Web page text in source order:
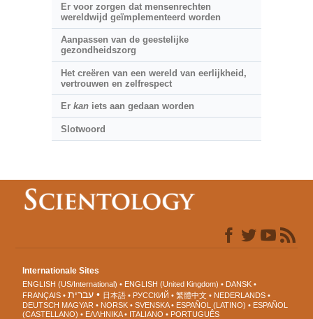
Er voor zorgen dat mensenrechten
wereldwijd geïmplementeerd worden
Aanpassen van de geestelijke
gezondheidszorg
Het creëren van een wereld van eerlijkheid,
vertrouwen en zelfrespect
Er kaniets aan gedaan worden
Slotwoord
Internationale Sites
ENGLISH (US/International) ENGLISH (United Kingdom)
DANSK
FRANÇAIS
עברית 日本語 РУССКИЙ 繁體中文
NEDERLANDS
DEUTSCH MAGYAR NORSK SVENSKA ESPAÑOL (LATINO)
ESPAÑOL
(CASTELLANO)
ΕΛΛΗΝΙΚA ITALIANO PORTUGUÊS